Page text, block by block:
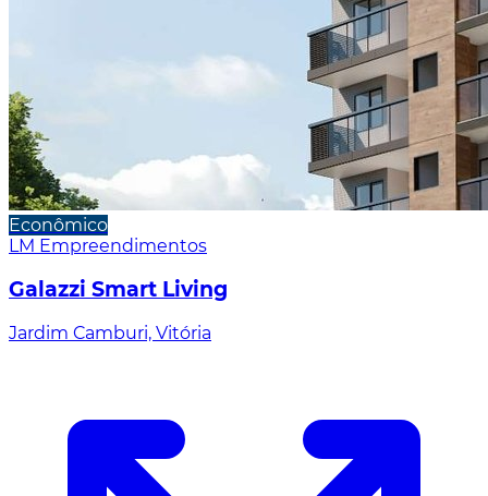
Econômico
LM Empreendimentos
Galazzi Smart Living
Jardim Camburi, Vitória